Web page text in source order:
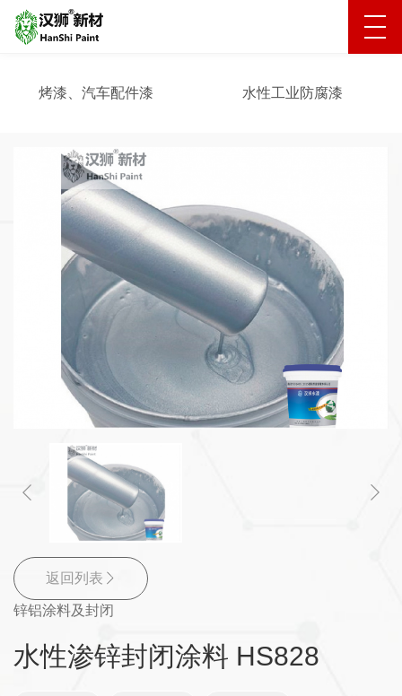
烤漆、汽车配件漆 水性工业防腐漆
返回列表
锌铝涂料及封闭
水性渗锌封闭涂料 HS828